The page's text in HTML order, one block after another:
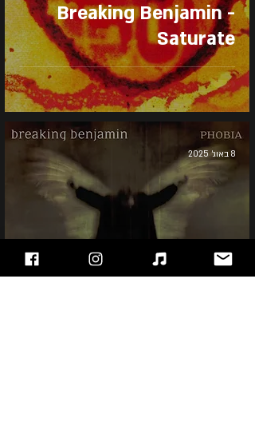
Breaking Benjamin -
Saturate
Breaking Benjamin -
8 באוג׳ 2025